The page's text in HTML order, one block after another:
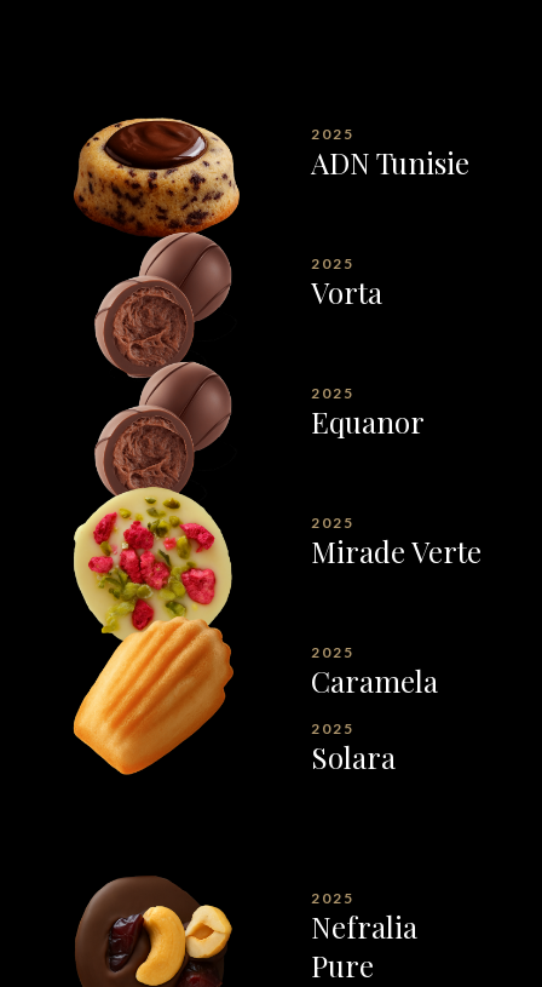
2025
ADN Tunisie
2025
Vorta
2025
Equanor
2025
Mirade Verte
2025
Caramela
2025
Solara
2025
Nefralia
Pure